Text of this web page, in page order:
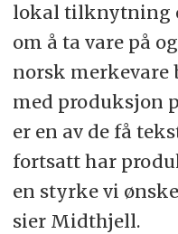
lokal tilknytning
om å ta vare på
norsk merkevare
med produksjon
er en av de få
fortsatt har
en styrke vi
sier Midthjell.